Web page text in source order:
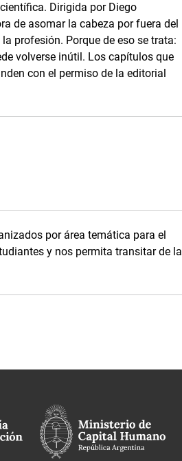
Dirigida por Diego
de asomar la cabeza por fuera del
profesión. Porque de eso se trata:
volverse inútil. Los capítulos que
con el permiso de la editorial
por área temática para el
y nos permita transitar de la